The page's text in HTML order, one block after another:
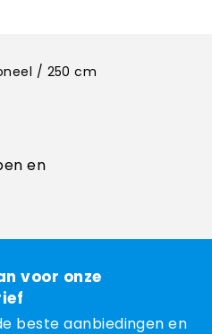
/ 250 cm
en
voor onze
beste aanbiedingen en